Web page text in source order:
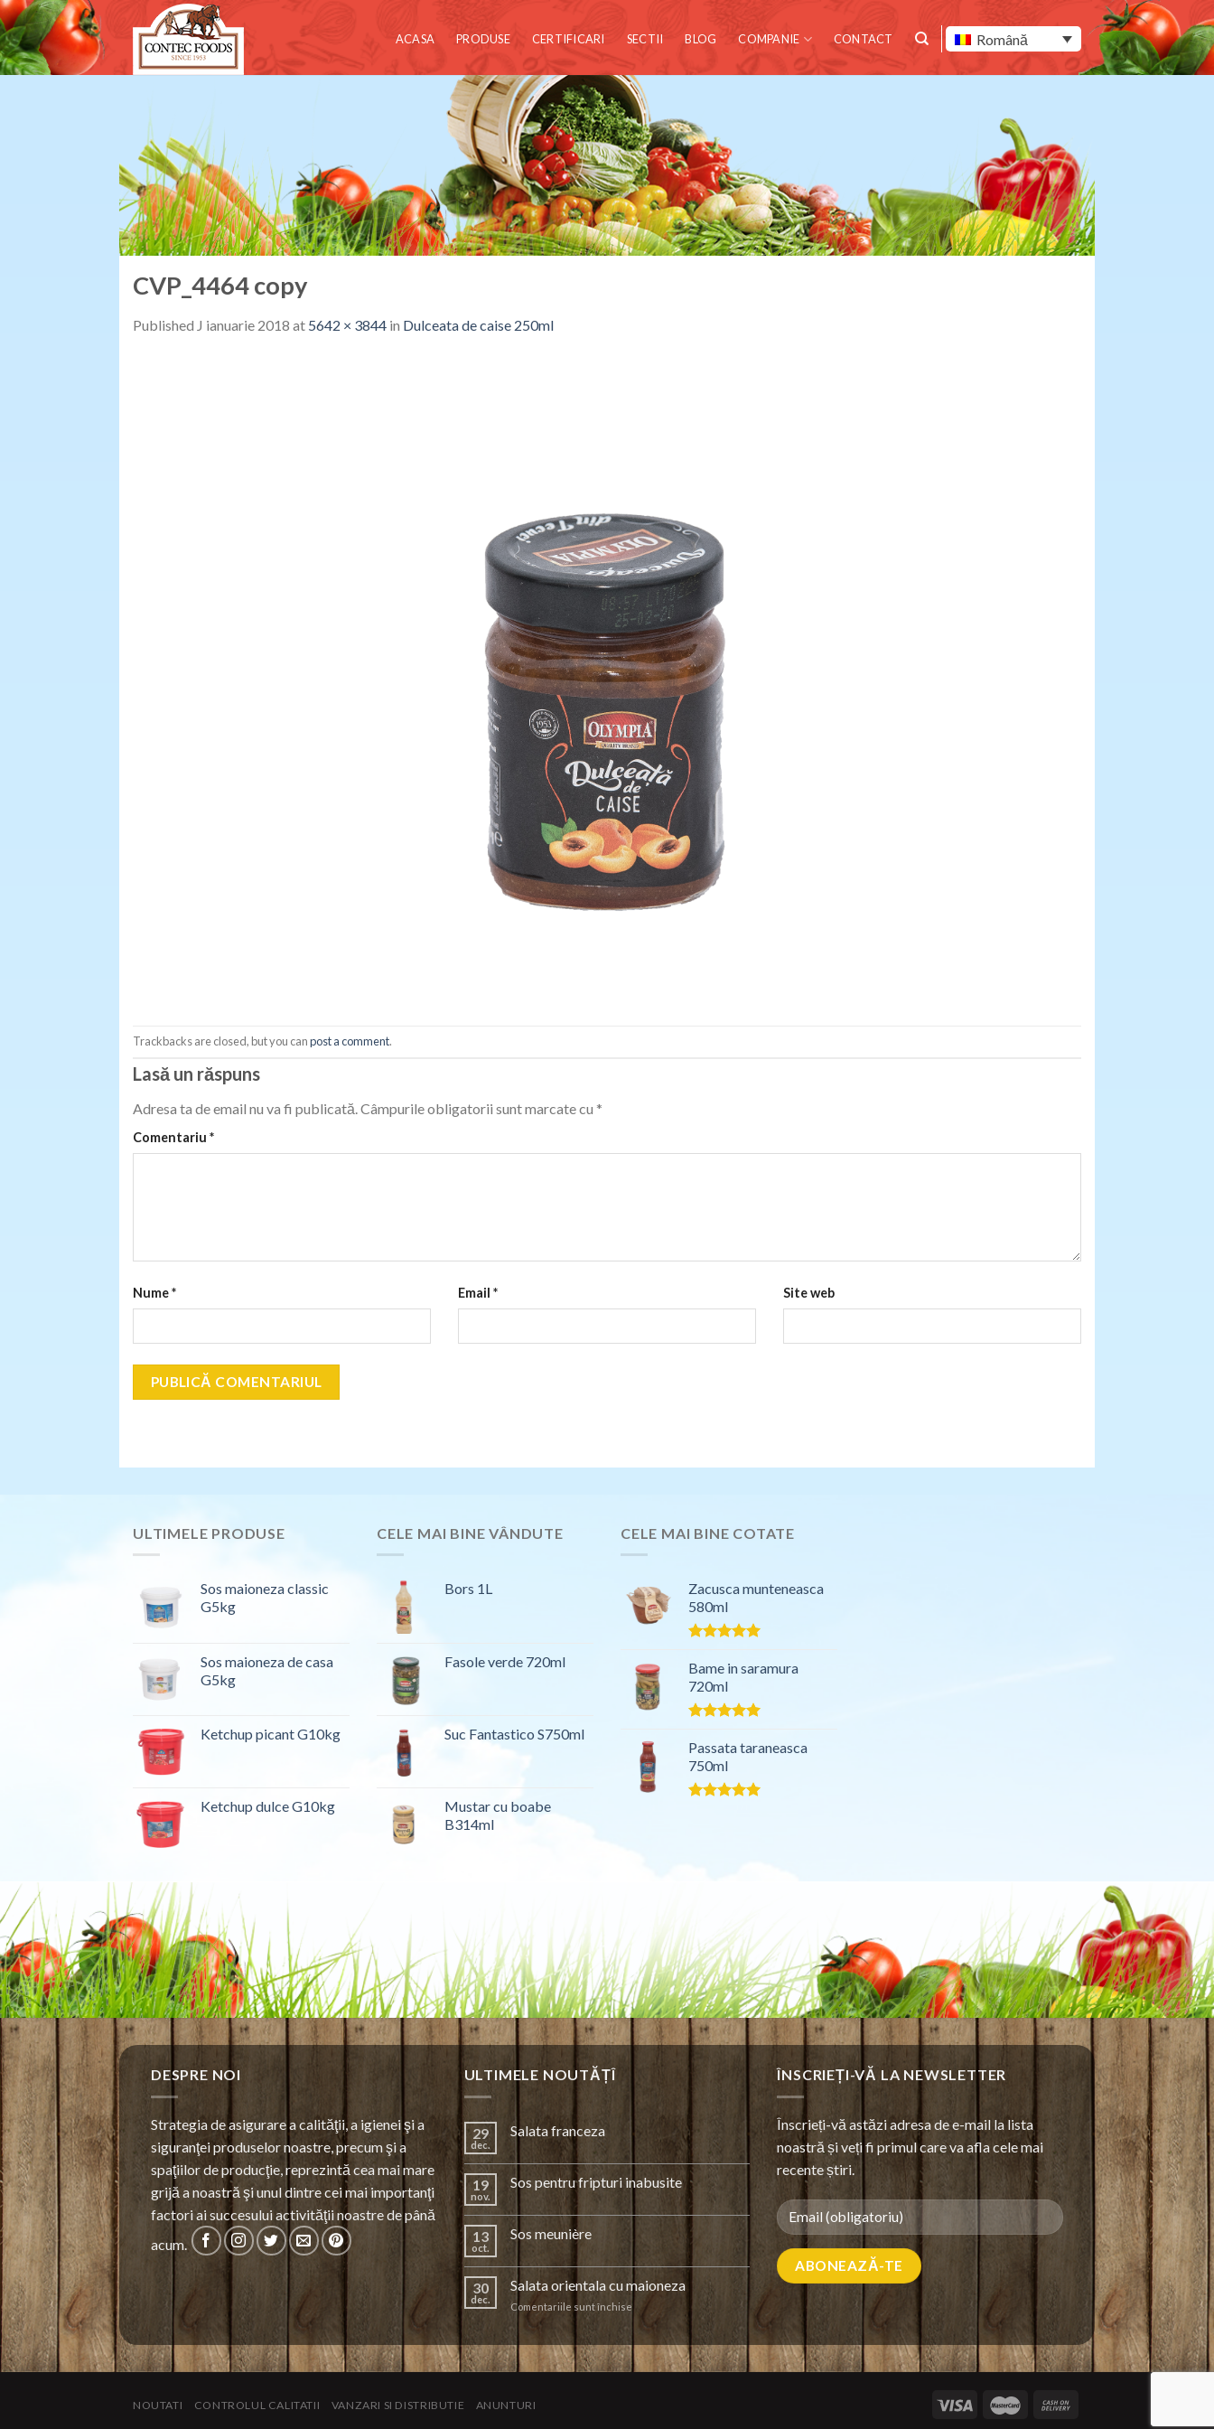
Skip
to
content
ACASA PRODUSE CERTIFICARI SECTII BLOG COMPANIE CONTACT Română
CVP_4464 copy
Published J ianuarie 2018 at 5642 × 3844 in Dulceata de caise 250ml
Trackbacks are closed, but you canpost a comment.
Lasă un răspuns
Adresa ta de email nu va fi publicată.Câmpurile obligatorii sunt marcate cu *
Comentariu *
Nume* Email * Site web
ULTIMELE PRODUSE
Sos maioneza classic
G5kg
Sos maioneza de casa
G5kg
Ketchup picant G10kg
Ketchup dulce G10kg
CELE MAI BINE VÂNDUTE
Bors 1L
Fasole verde 720ml
Suc Fantastico S750ml
Mustar cu boabe
B314ml
CELE MAI BINE COTATE
Zacusca munteneasca
580ml
5.00din 5
Bame in saramura
720ml
5.00din 5
Passata taraneasca
750ml
DESPRE NOI
Strategia de asigurare a calităţii, a igienei şi a
siguranţei produselor noastre, precum şi a
spaţiilor de producţie, reprezintă cea mai mare
grijă a noastră şi unul dintre cei mai importanţi
factori ai succesului activităţii noastre de până
acum.
ULTIMELE NOUTĂȚÎ
29
dec.
Salata franceza
19
nov.
Sos pentru fripturi inabusite
13
oct.
Sos meunière
30
dec.
Salata orientala cu maioneza
Comentariile sunt închisepentru
Salata
maioneza
ÎNSCRIEȚI-VĂ LA NEWSLETTER
Înscrieți-vă astăzi adresa de e-mail la lista
noastră și veți fi primul care va afla cele mai
recente știri.
NOUTATI CONTROLUL CALITATII VANZARI SI DISTRIBUTIE ANUNTURI